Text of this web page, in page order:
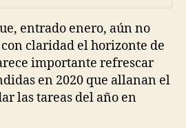
entrado enero, aún no
claridad el horizonte de
importante refrescar
en 2020 que allanan el
las tareas del año en